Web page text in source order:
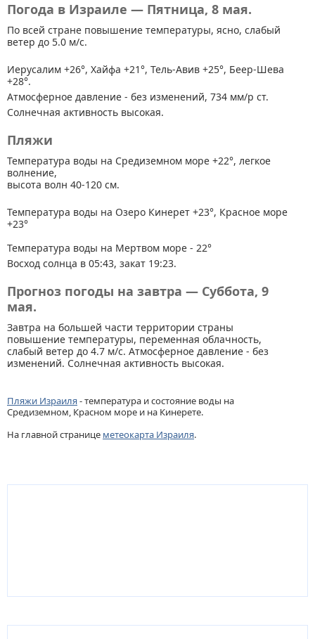
Погода в Израиле — Пятница, 8 мая.
По всей стране повышение температуры, ясно, слабый
ветер до 5.0 м/с.
Иерусалим +26°, Хайфа +21°, Тель-Авив +25°, Беер-Шева
+28°.
Атмосферное давление - без изменений, 734 мм/р ст.
Солнечная активность высокая.
Пляжи
Температура воды на Средиземном море +22°, легкое
волнение,
высота волн 40-120 см.
Температура воды на Озеро Кинерет +23°, Красное море
+23°
Температура воды на Мертвом море - 22°
Восход солнца в 05:43, закат 19:23.
Прогноз погоды на завтра — Суббота, 9
мая.
Завтра на большей части территории страны
повышение температуры, переменная облачность,
слабый ветер до 4.7 м/с. Атмосферное давление - без
изменений. Солнечная активность высокая.
Пляжи Израиля- температура и состояние воды на
Средиземном, Красном море и на Кинерете.
На главной странице метеокарта Израиля.